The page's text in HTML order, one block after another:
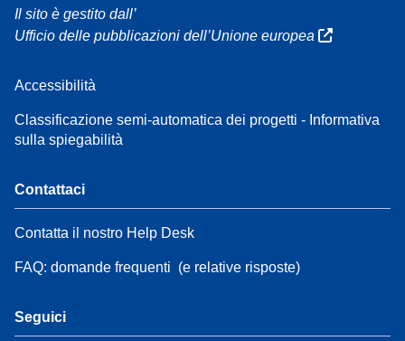
Il sito è gestito dall’
Ufficio delle pubblicazioni dell’Unione europea
Accessibilità
Classificazione semi-automatica dei progetti - Informativa
sulla spiegabilità
Contattaci
Contatta il nostro Help Desk
FAQ: domande frequenti (e relative risposte)
Seguici